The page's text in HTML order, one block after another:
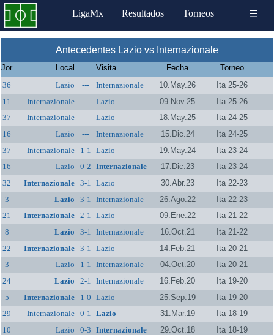
LigaMx Resultados Torneos ☰
Antecedentes Lazio vs Internazionale
Jor Local Visita Fecha
Torneo
36
Lazio --- Internazionale 10.May.26
Ita 25-26
11
Internazionale --- Lazio 09.Nov.25
Ita 25-26
37
Internazionale --- Lazio 18.May.25
Ita 24-25
16
Lazio --- Internazionale 15.Dic.24
Ita 24-25
37
Internazionale 1-1 Lazio 19.May.24
Ita 23-24
16
Lazio 0-2 Internazionale 17.Dic.23
Ita 23-24
32
Internazionale 3-1 Lazio 30.Abr.23
Ita 22-23
3
Lazio 3-1 Internazionale 26.Ago.22
Ita 22-23
21
Internazionale 2-1 Lazio 09.Ene.22
Ita 21-22
8
Lazio 3-1 Internazionale 16.Oct.21
Ita 21-22
22
Internazionale 3-1 Lazio 14.Feb.21
Ita 20-21
3
Lazio 1-1 Internazionale 04.Oct.20
Ita 20-21
24
Lazio 2-1 Internazionale 16.Feb.20
Ita 19-20
5
Internazionale 1-0 Lazio 25.Sep.19
Ita 19-20
29
Internazionale 0-1 Lazio 31.Mar.19
Ita 18-19
10
Lazio 0-3 Internazionale 29.Oct.18
Ita 18-19